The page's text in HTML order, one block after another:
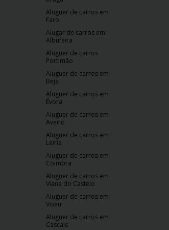
Aluguer de carros em
Faro
Alugar de carros em
Albufeira
Aluguer de carros
Portimão
Aluguer de carros em
Beja
Aluguer de carros em
Évora
Aluguer de carros em
Aveiro
Aluguer de carros em
Leiria
Aluguer de carros em
Coimbra
Aluguer de carros em
Viana do Castelo
Aluguer de carros em
Viseu
Aluguer de carros em
Cascais